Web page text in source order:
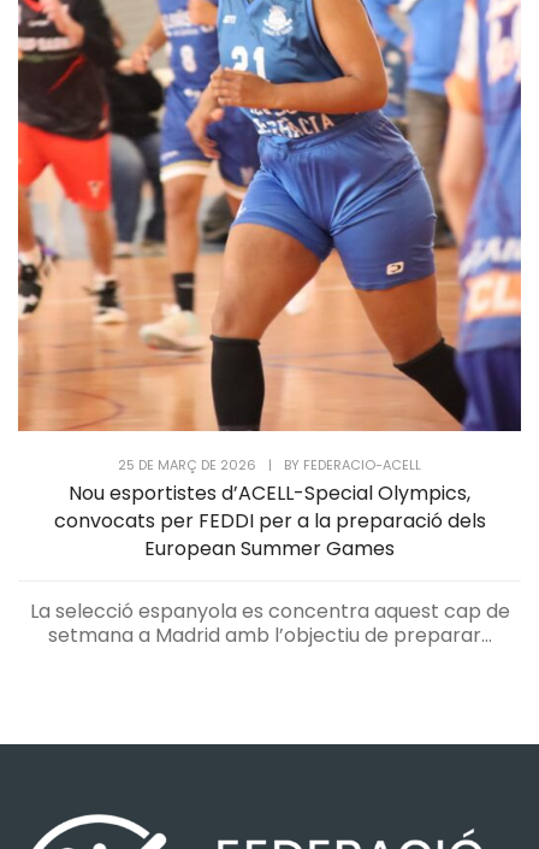
25 DE MARÇ DE 2026 | BY FEDERACIO-ACELL
Nou esportistes d’ACELL-Special Olympics,
convocats per FEDDI per a la preparació dels
European Summer Games
La selecció espanyola es concentra aquest cap de
setmana a Madrid amb l’objectiu de preparar...